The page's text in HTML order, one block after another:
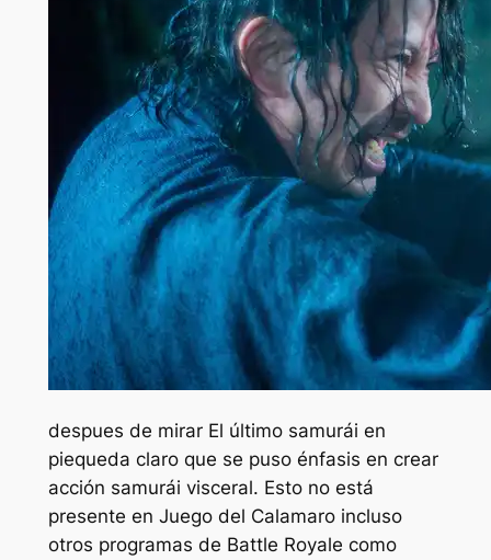
despues de mirar El último samurái en
piequeda claro que se puso énfasis en crear
acción samurái visceral. Esto no está
presente en Juego del Calamaro incluso
otros programas de Battle Royale como